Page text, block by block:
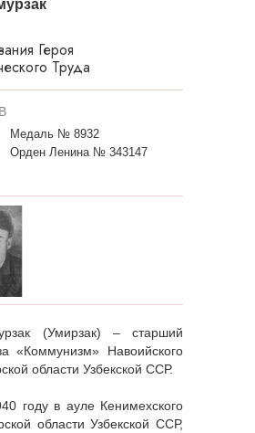
Героя
Труда
Медаль № 8932
Орден Ленина № 343147
(Умирзак) – старший
«Коммунизм» Навоийского
области Узбекской ССР.
году в ауле Кенимехского
области Узбекской ССР,